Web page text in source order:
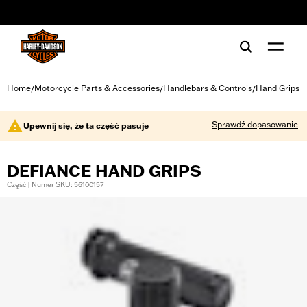
Home/Motorcycle Parts & Accessories/Handlebars & Controls/Hand Grips
Upewnij się, że ta część pasuje Sprawdź dopasowanie
DEFIANCE HAND GRIPS
Część | Numer SKU: 56100157